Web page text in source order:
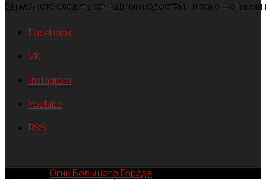
Вы можете следить за нашими новостями и
Facebook
VK
Instagram
Youtube
RSS
Огни Большого Города